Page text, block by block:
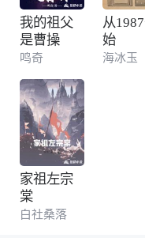
我的祖父
是曹操
鸣奇
从
始
海冰玉
家祖左宗
棠
白社桑落